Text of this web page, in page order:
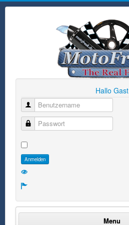
Hallo Gast
Benutzername
Passwort
Anmelden
Menu